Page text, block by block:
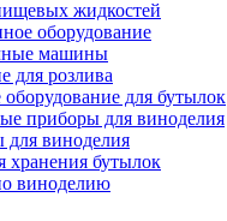
жидкостей
оборудование
машины
для розлива
для бутылок
приборы для виноделия
для виноделия
хранения бутылок
виноделию